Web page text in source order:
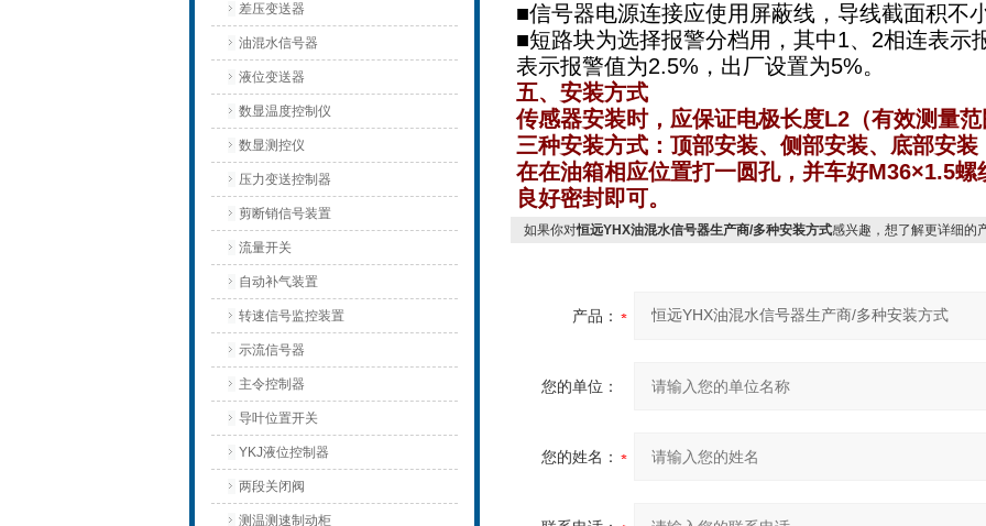
差压变送器
油混水信号器
液位变送器
数显温度控制仪
数显测控仪
压力变送控制器
剪断销信号装置
流量开关
自动补气装置
转速信号监控装置
示流信号器
主令控制器
导叶位置开关
YKJ液位控制器
两段关闭阀
测温测速制动柜
■信号器电源连接应使用屏蔽线，导线截面积不
■短路块为选择报警分档用，其中1、2相连表示
表示报警值为2.5%，出厂设置为5%。
五、安装方式
传感器安装时，应保证电极长度L2（有效测量范
三种安装方式：顶部安装、侧部安装、底部安装
在在油箱相应位置打一圆孔，并车好M36×1.5
良好密封即可。
如果你对恒远YHX油混水信号器生产商/多种安装方式感兴趣，想了解更详细的
产品：
您的单位：
您的姓名：